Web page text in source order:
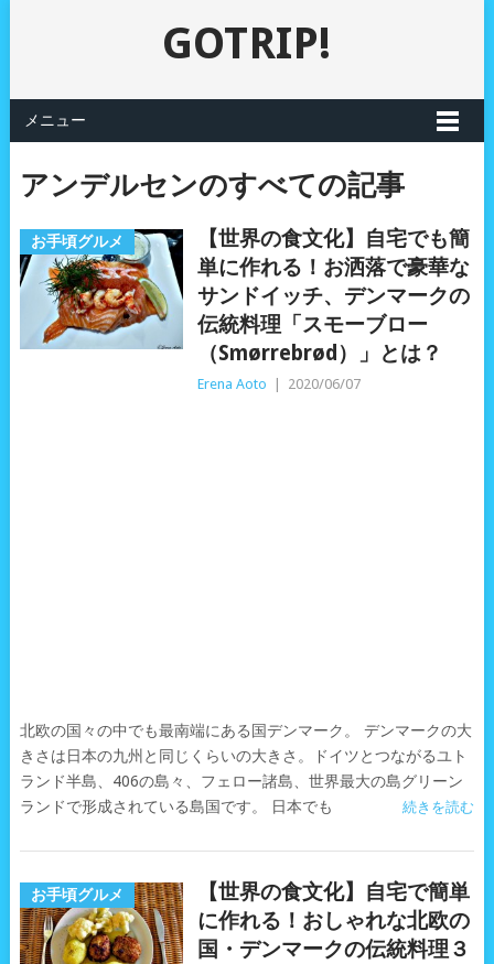
GOTRIP!
メニュー
アンデルセンのすべての記事
お手頃グルメ
【世界の食文化】自宅でも簡
単に作れる！お洒落で豪華な
サンドイッチ、デンマークの
伝統料理「スモーブロー
（Smørrebrød）」とは？
Erena Aoto 2020/06/07
北欧の国々の中でも最南端にある国デンマーク。 デンマークの大
きさは日本の九州と同じくらいの大きさ。ドイツとつながるユト
ランド半島、406の島々、フェロー諸島、世界最大の島グリーン
ランドで形成されている島国です。 日本でも
続きを読む
お手頃グルメ
【世界の食文化】自宅で簡単
に作れる！おしゃれな北欧の
国・デンマークの伝統料理３